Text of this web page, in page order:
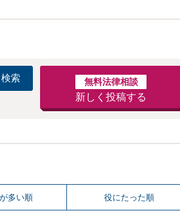
検索 無料法律相談
新しく投稿する
多い順 役にたった順